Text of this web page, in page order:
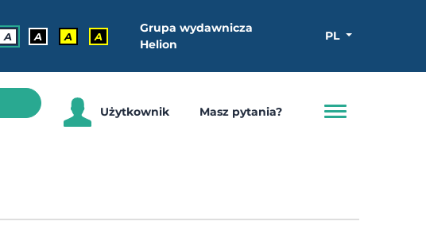
A A A A
Grupa wydawnicza
Helion
PL
Użytkownik Masz pytania?